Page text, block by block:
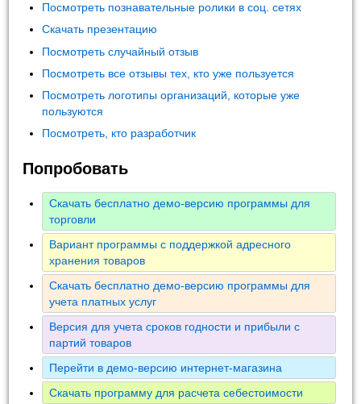
Посмотреть познавательные ролики в соц. сетях
Скачать презентацию
Посмотреть случайный отзыв
Посмотреть все отзывы тех, кто уже пользуется
Посмотреть логотипы организаций, которые уже
пользуются
Посмотреть, кто разработчик
Попробовать
Скачать бесплатно демо-версию программы для
торговли
Вариант программы с поддержкой адресного
хранения товаров
Скачать бесплатно демо-версию программы для
учета платных услуг
Версия для учета сроков годности и прибыли с
партий товаров
Перейти в демо-версию интернет-магазина
Скачать программу для расчета себестоимости